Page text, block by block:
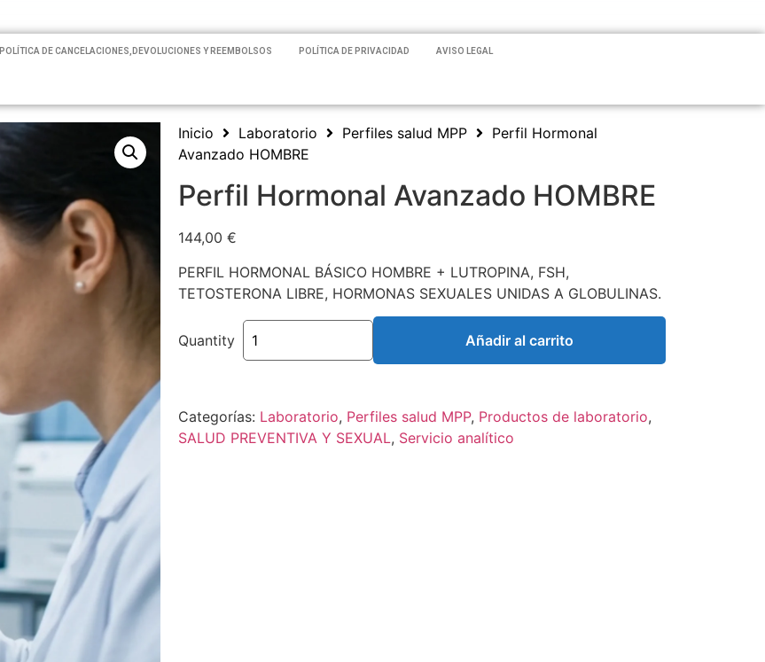
POLÍTICA DE CANCELACIONES,DEVOLUCIONES Y REEMBOLSOS POLÍTICA DE PRIVACIDAD AVISO LEGAL
Inicio Laboratorio Perfiles salud MPP
Perfil Hormonal
Avanzado HOMBRE
Perfil Hormonal Avanzado HOMBRE
144,00 €
PERFIL HORMONAL BÁSICO HOMBRE + LUTROPINA, FSH,
TETOSTERONA LIBRE, HORMONAS SEXUALES UNIDAS A GLOBULINAS.
Quantity Añadir al carrito
Categorías: Laboratorio, Perfiles salud MPP, Productos de laboratorio,
SALUD PREVENTIVA Y SEXUAL, Servicio analítico